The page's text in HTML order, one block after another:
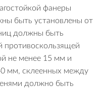
фанеры
быть установлены от
должны быть
противоскользящей
не менее 15 мм и
мм, склеенных между
должно быть